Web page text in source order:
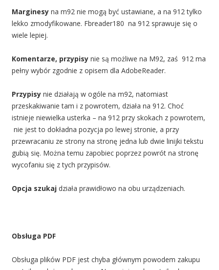
Marginesy na m92 nie mogą być ustawiane, a na 912 tylko
lekko zmodyfikowane. Fbreader180 na 912 sprawuje się o
wiele lepiej.
Komentarze, przypisy nie są możliwe na M92, zaś 912 ma
pełny wybór zgodnie z opisem dla AdobeReader.
Przypisy nie działają w ogóle na m92, natomiast
przeskakiwanie tam i z powrotem, działa na 912. Choć
istnieje niewielka usterka – na 912 przy skokach z powrotem,
nie jest to dokładna pozycja po lewej stronie, a przy
przewracaniu ze strony na stronę jedna lub dwie linijki tekstu
gubią się. Można temu zapobiec poprzez powrót na stronę
wycofaniu się z tych przypisów.
Opcja szukaj działa prawidłowo na obu urządzeniach.
Obsługa PDF
Obsługa plików PDF jest chyba głównym powodem zakupu